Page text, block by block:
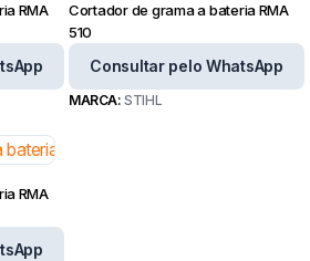
RMA
Cortador de grama a bateria RMA
510
Consultar pelo WhatsApp
MARCA:STIHL
RMA